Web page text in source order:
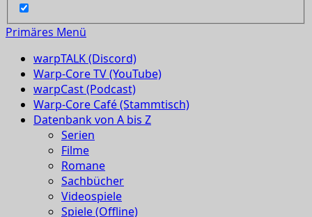
Primäres Menü
warpTALK (Discord)
Warp-Core TV (YouTube)
warpCast (Podcast)
Warp-Core Café (Stammtisch)
Datenbank von A bis Z
Serien
Filme
Romane
Sachbücher
Videospiele
Spiele (Offline)